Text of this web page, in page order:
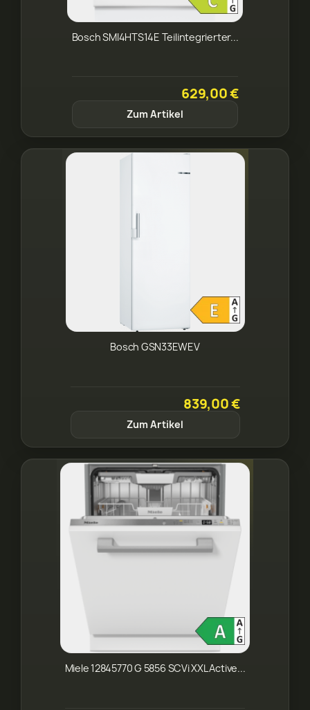
Bosch SMI4HTS14E Teilintegrierter...
629,00 €
Zum Artikel
Bosch GSN33EWEV
839,00 €
Zum Artikel
Miele 12845770 G 5856 SCVi XXL Active...